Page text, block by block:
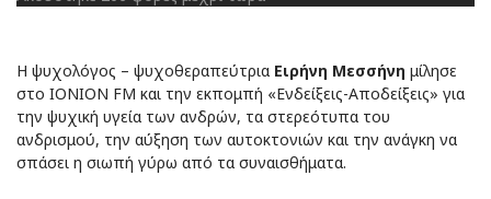
Η ψυχολόγος – ψυχοθεραπεύτρια Ειρήνη Μεσσήνη μίλησε
στο IONION FM και την εκπομπή «Ενδείξεις-Αποδείξεις» για
την ψυχική υγεία των ανδρών, τα στερεότυπα του
ανδρισμού, την αύξηση των αυτοκτονιών και την ανάγκη να
σπάσει η σιωπή γύρω από τα συναισθήματα.